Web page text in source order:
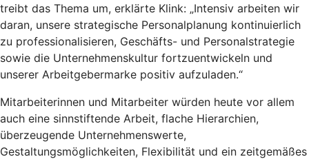
treibt das Thema um, erklärte Klink: „Intensiv arbeiten wir
daran, unsere strategische Personalplanung kontinuierlich
zu professionalisieren, Geschäfts- und Personalstrategie
sowie die Unternehmenskultur fortzuentwickeln und
unserer Arbeitgebermarke positiv aufzuladen.“
Mitarbeiterinnen und Mitarbeiter würden heute vor allem
auch eine sinnstiftende Arbeit, flache Hierarchien,
überzeugende Unternehmenswerte,
Gestaltungsmöglichkeiten, Flexibilität und ein zeitgemäßes